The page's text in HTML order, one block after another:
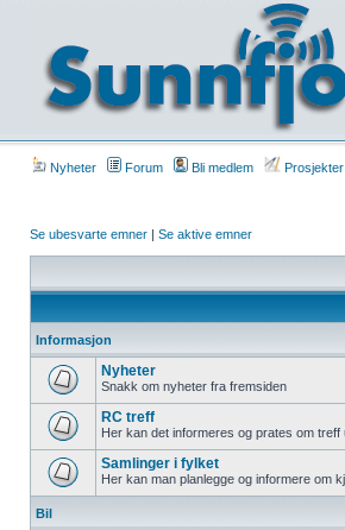
Nyheter Forum Bli medlem Prosjekter
Se ubesvarte emner | Se aktive emner
Informasjon
Nyheter
Snakk om nyheter fra fremsiden
RC treff
Her kan det informeres og prates om treff
Samlinger i fylket
Her kan man planlegge og informere om
Bil